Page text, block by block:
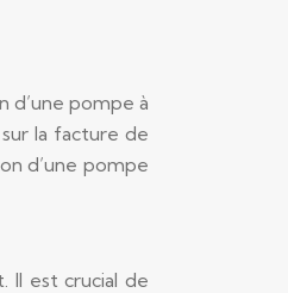
d’une pompe à
la facture de
d’une pompe
Il est crucial de